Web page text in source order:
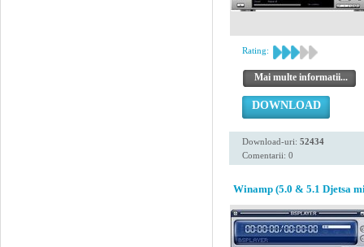
Rating:
Mai multe informatii...
DOWNLOAD
Download-uri: 52434
Comentarii: 0
Winamp (5.0 & 5.1 Djetsa